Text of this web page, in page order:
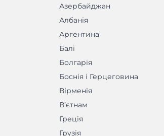
Азербайджан
Албанія
Аргентина
Балі
Болгарія
Боснія і Герцеговина
Вірменія
Вʼєтнам
Греція
Грузія